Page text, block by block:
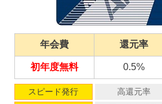
年会費 還元率
初年度無料 0.5%
スピード発行 高還元率